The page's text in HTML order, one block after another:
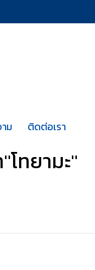
ม ติดต่อเรา
ทยามะ"